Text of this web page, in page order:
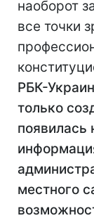
наоборот
все точки
РБК-
только
появилась
местного